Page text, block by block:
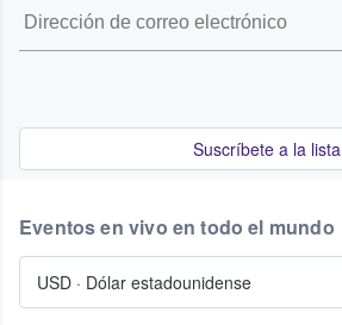
Suscríbete a la lista
Eventos en vivo en todo el mundo
USD · Dólar estadounidense